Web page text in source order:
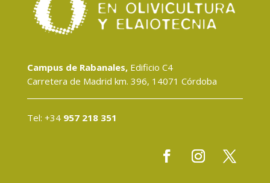
Campus de Rabanales,Edificio C4
Carretera de Madrid km. 396, 14071 Córdoba
Tel: +34 957 218 351